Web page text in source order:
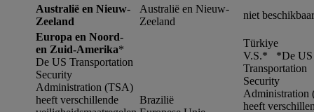
Australië en Nieuw-
Zeeland
Australië en Nieuw-
Zeeland
niet beschikbaar
Europa en Noord-
en Zuid-Amerika*
De US Transportation
Security
Administration (TSA)
heeft verschillende
Brazilië
Türkiye
V.S.* *De US
Transportation
Security
Administration
heeft